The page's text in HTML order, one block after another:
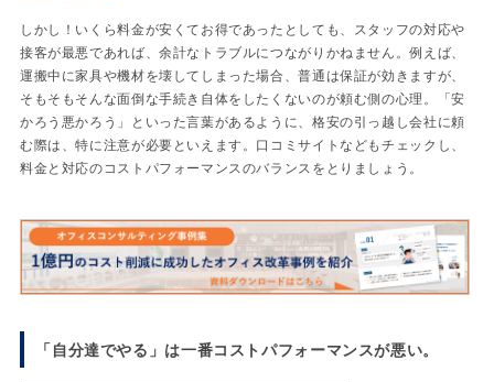
しかし！いくら料金が安くてお得であったとしても、スタッフの対応や
接客が最悪であれば、余計なトラブルにつながりかねません。例えば、
運搬中に家具や機材を壊してしまった場合、普通は保証が効きますが、
そもそもそんな面倒な手続き自体をしたくないのが頼む側の心理。「安
かろう悪かろう」といった言葉があるように、格安の引っ越し会社に頼
む際は、特に注意が必要といえます。口コミサイトなどもチェックし、
料金と対応のコストパフォーマンスのバランスをとりましょう。
「自分達でやる」は一番コストパフォーマンスが悪い。